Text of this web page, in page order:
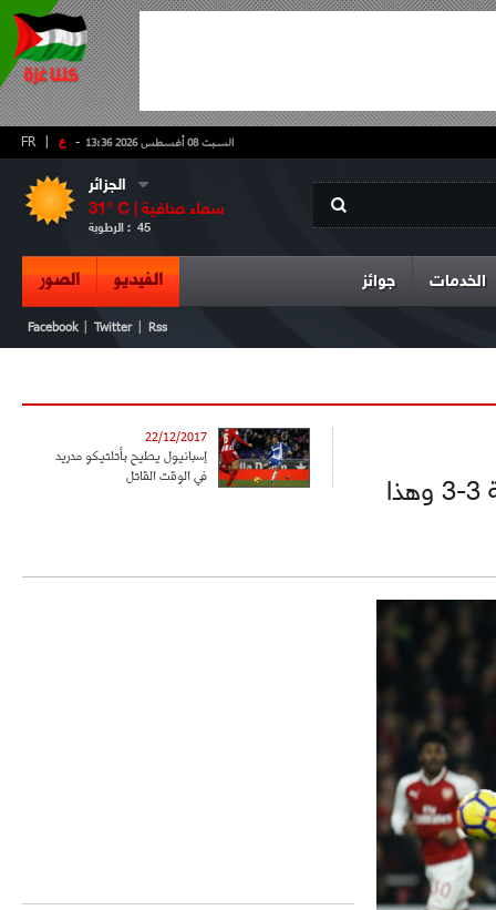
- ع FR السبت 08 أغسطس 2026 13:36
الجزائر
31° C | سماء صافية
الرطوبة : 45
الخدمات جوائز الفيديو الصور
Facebook Twitter Rss
إنتهى لقاء أرسنال بضيفه ليفربول بالتعادل الإيجابي بنتيجة 3-3 وهذا
22/12/2017
إسبانيول يطيح بأتلتيكو مدريد
في الوقت القاتل